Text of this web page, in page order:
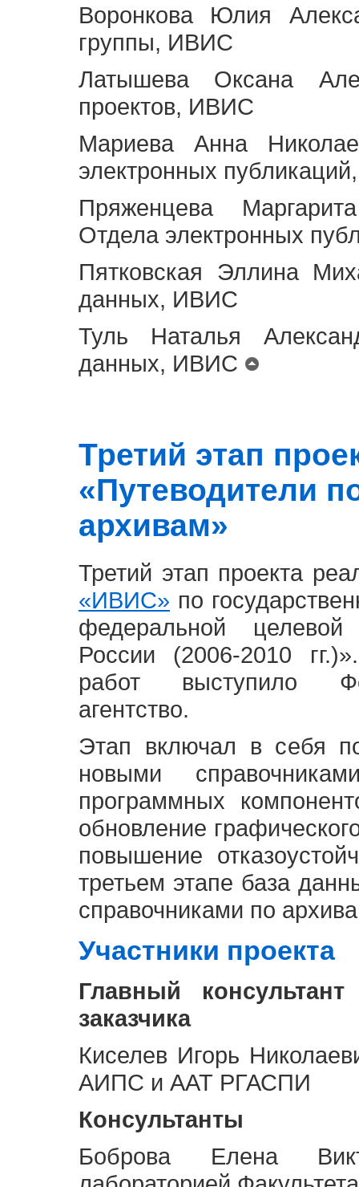
Воронкова Юлия
группы, ИВИС
Латышева Оксана
проектов, ИВИС
Мариева Анна
электронных
Пряженцева
Отдела электронных
Пятковская Эллина
данных, ИВИС
Туль Наталья
данных, ИВИС
Третий этап
«Путеводители
архивам»
Третий этап проекта
«ИВИС» по
федеральной
России (2006-2010
работ выступило
агентство.
Этап включал в себя
новыми
программных
обновление
повышение
третьем этапе база
справочниками по
Участники проекта
Главный
заказчика
Киселев Игорь
АИПС и ААТ РГАСПИ
Консультанты
Боброва Елена